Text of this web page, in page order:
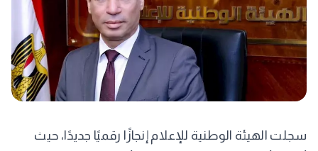
سجلت الهيئة الوطنية للإعلام إنجازًا رقميًا جديدًا، حيث